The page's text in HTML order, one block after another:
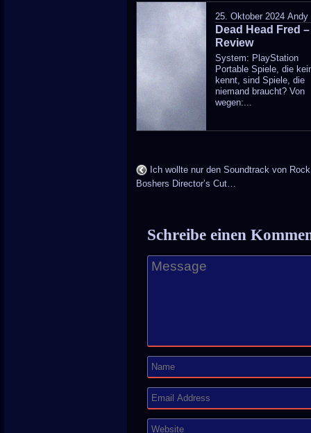
in
25. Oktober 2024 Andy
Dead Head Fred –
Review
System: PlayStation
Portable Spiele, die
kennt, sind Spiele, die
niemand braucht? Von
wegen:...
Ich wollte nur den Soundtrack von Rock
Boshers Director’s Cut…
Schreibe einen